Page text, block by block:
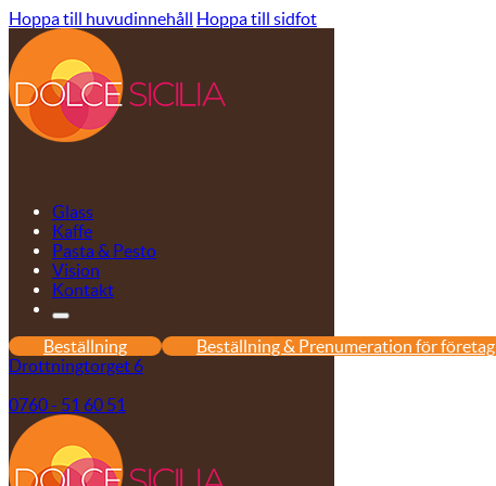
Hoppa till huvudinnehåll Hoppa till sidfot
Glass
Kaffe
Pasta & Pesto
Vision
Kontakt
Beställning
Beställning & Prenumeration för företag
Drottningtorget 6
0760 - 51 60 51